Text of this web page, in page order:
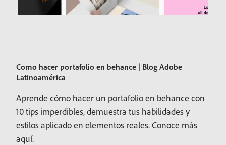
Como hacer portafolio en behance | Blog Adobe
Latinoamérica
Aprende cómo hacer un portafolio en behance con
10 tips imperdibles, demuestra tus habilidades y
estilos aplicado en elementos reales. Conoce más
aquí.